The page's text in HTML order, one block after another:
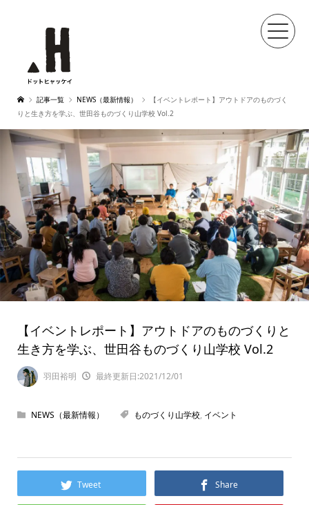
記事一覧 NEWS（最新情報）
【イベントレポート】アウトドアのものづく
りと生き方を学ぶ、世田谷ものづくり山学校 Vol.2
【イベントレポート】アウトドアのものづくりと
生き方を学ぶ、世田谷ものづくり山学校 Vol.2
羽田裕明 最終更新日:2021/12/01
NEWS（最新情報） ものづくり山学校, イベント
Tweet Share